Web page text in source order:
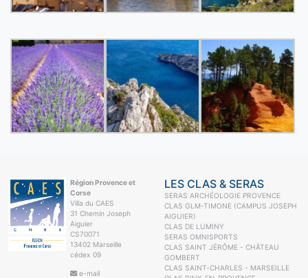
Région Provence et
Corse
Villa du CAES
31 Chemin Joseph
Aiguier
CS70071
13402 Marseille
cédex 09
e-mail
LES CLAS & SERAS
SERAS ARCHÉOLOGIE PROVENCE
CLAS GLM-TIMONE (CAMPUS JOSEPH
AIGUIER)
CLAS DE LUMINY
SERAS OMNISPORTS
CLAS SAINT JÉRÔME - CHÂTEAU
GOMBERT
CLAS SAINT-CHARLES - MARSEILLE